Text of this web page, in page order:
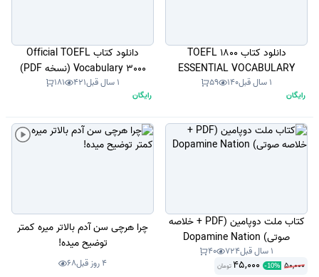
دانلود کتاب 1800 TOEFL
ESSENTIAL VOCABULARY
(نسخه PDF)
1 سال قبل 140
59
رایگان
دانلود کتاب Official TOEFL
Vocabulary 3000 (نسخه PDF)
1 سال قبل 421
181
رایگان
کتاب ملت دوپامین (PDF + خلاصه
صوتی) Dopamine Nation
1 سال قبل 724
40
50,000
-10%
45,000 تومان
چرا هرچی سن آدم بالاتر میره کمتر
توضیح میده!
4 روز قبل 68